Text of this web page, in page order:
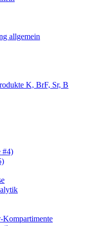
allgemein
K, BrF, Sr, B
#4)